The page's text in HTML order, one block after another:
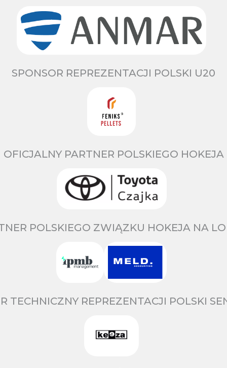
SPONSOR REPREZENTACJI POLSKI U20
OFICJALNY PARTNER POLSKIEGO HOKEJA
POLSKIEGO ZWIĄZKU HOKEJA NA
TECHNICZNY REPREZENTACJI POLSKI